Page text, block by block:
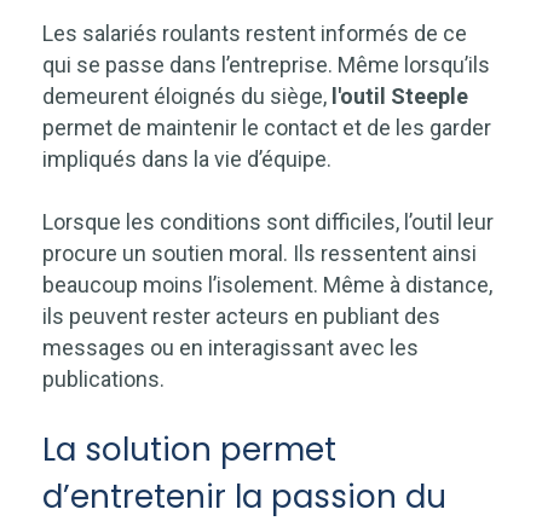
Les salariés roulants restent informés de ce
qui se passe dans l’entreprise. Même lorsqu’ils
demeurent éloignés du siège, l'outil Steeple
permet de maintenir le contact et de les garder
impliqués dans la vie d’équipe.
Lorsque les conditions sont difficiles, l’outil leur
procure un soutien moral. Ils ressentent ainsi
beaucoup moins l’isolement. Même à distance,
ils peuvent rester acteurs en publiant des
messages ou en interagissant avec les
publications.
La solution permet
d’entretenir la passion du